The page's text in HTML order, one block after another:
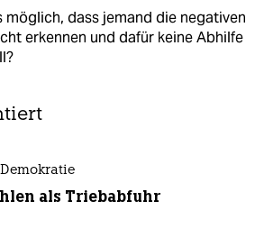
möglich, dass jemand die negativen
erkennen und dafür keine Abhilfe
als Triebabfuhr